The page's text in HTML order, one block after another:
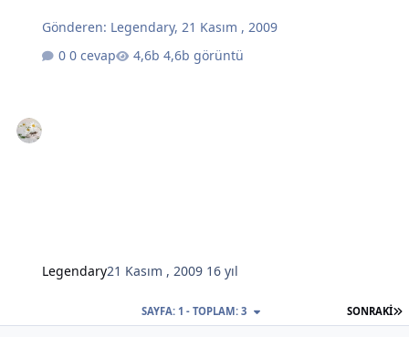
Gönderen: Legendary, 21 Kasım , 2009
0 cevap
4,6b görüntü
Legendary21 Kasım , 2009 16 yıl
SONRAKI
SAYFA: 1 - TOPLAM: 3